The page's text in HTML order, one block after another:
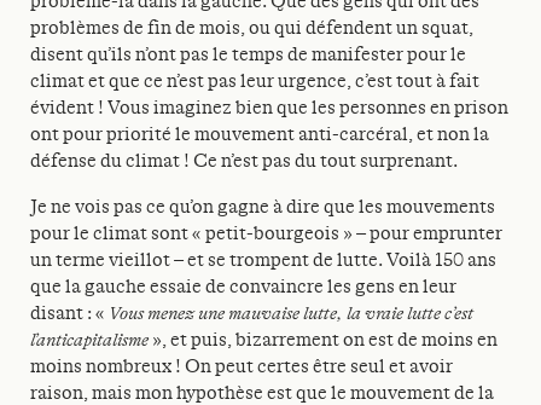
problèmes de fin de mois, ou qui défendent un squat,
disent qu’ils n’ont pas le temps de manifester pour le
climat et que ce n’est pas leur urgence, c’est tout à fait
évident ! Vous imaginez bien que les personnes en prison
ont pour priorité le mouvement anti-carcéral, et non la
défense du climat ! Ce n’est pas du tout surprenant.
Je ne vois pas ce qu’on gagne à dire que les mouvements
pour le climat sont « petit-bourgeois » – pour emprunter
un terme vieillot – et se trompent de lutte. Voilà 150 ans
que la gauche essaie de convaincre les gens en leur
disant : « Vous menez une mauvaise lutte, la vraie lutte c’est
l’anticapitalisme », et puis, bizarrement on est de moins en
moins nombreux ! On peut certes être seul et avoir
raison, mais mon hypothèse est que le mouvement de la